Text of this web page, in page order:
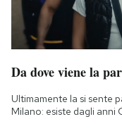
Da dove viene la
Ultimamente la si sente
Milano: esiste dagli anni